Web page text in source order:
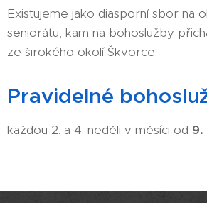
Existujeme jako diasporní sbor na
seniorátu, kam na bohoslužby
ze širokého okolí Škvorce.
Pravidelné
každou 2. a 4. neděli v měsíci od 9.